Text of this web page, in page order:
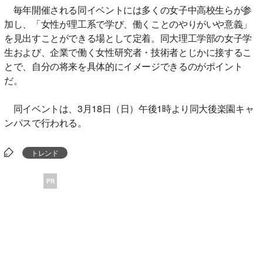
毎年開催される同イベントには多くの女子中高校生らが参
加し、「女性が理工系で学び、働くことのやりがいや意義」
を見出すことができる場として定着。同大理工学部の女子学
生および、企業で働く女性研究者・技術者とじかに接するこ
とで、自分の将来を具体的にイメージできるのがポイント
だ。
同イベントは、3月18日（日）午後1時より同大後楽園キャ
ンパスで行われる。
トレンド
PR